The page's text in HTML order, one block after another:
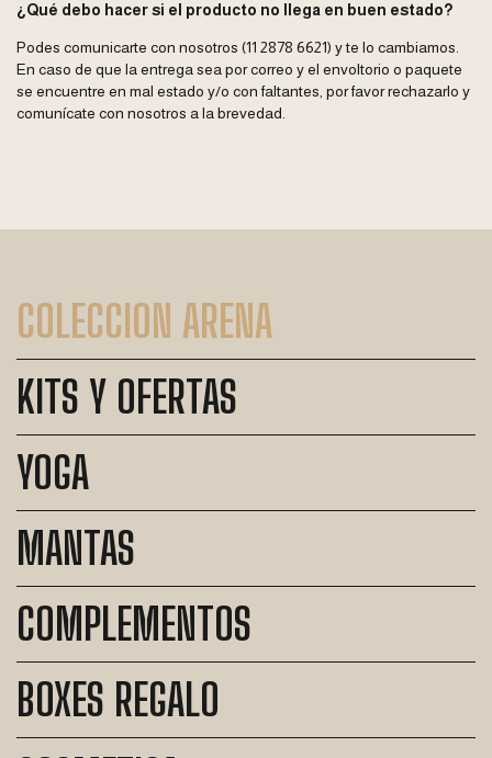
¿Qué debo hacer si el producto no llega en buen estado?
Podes comunicarte con nosotros (11 2878 6621) y te lo cambiamos.
En caso de que la entrega sea por correo y el envoltorio o paquete
se encuentre en mal estado y/o con faltantes, por favor rechazarlo y
comunícate con nosotros a la brevedad.
COLECCION ARENA
KITS Y OFERTAS
YOGA
MANTAS
COMPLEMENTOS
BOXES REGALO